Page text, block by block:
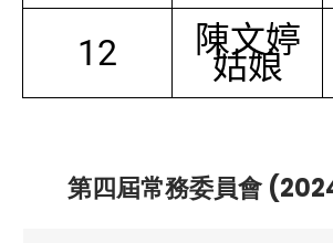
12 陳文婷
姑娘
第四屆常務委員會